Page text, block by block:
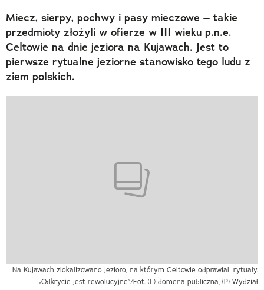
Miecz, sierpy, pochwy i pasy mieczowe – takie
przedmioty złożyli w ofierze w III wieku p.n.e.
Celtowie na dnie jeziora na Kujawach. Jest to
pierwsze rytualne jeziorne stanowisko tego ludu z
ziem polskich.
Na Kujawach zlokalizowano jezioro, na którym Celtowie odprawiali rytuały.
„Odkrycie jest rewolucyjne”/Fot. (L) domena publiczna, (P) Wydział